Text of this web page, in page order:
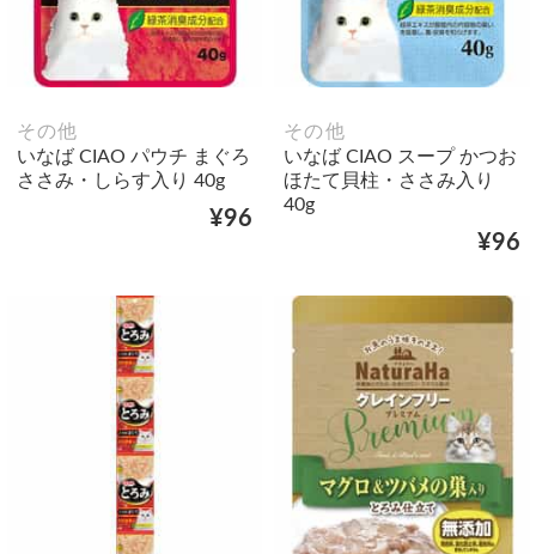
その他
いなば CIAO パウチ まぐろ
ささみ・しらす入り 40g
¥96
その他
いなば CIAO スープ かつお
ほたて貝柱・ささみ入り
40g
¥96